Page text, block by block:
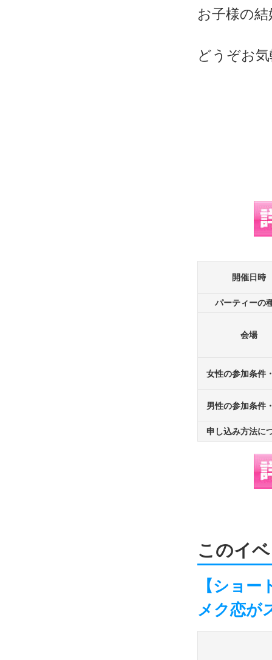
お子様の
どうぞお
開催日時
パーティーの
会場
女性の参加条件
男性の参加条件
申し込み方法に
このイ
【ショ
メク恋が